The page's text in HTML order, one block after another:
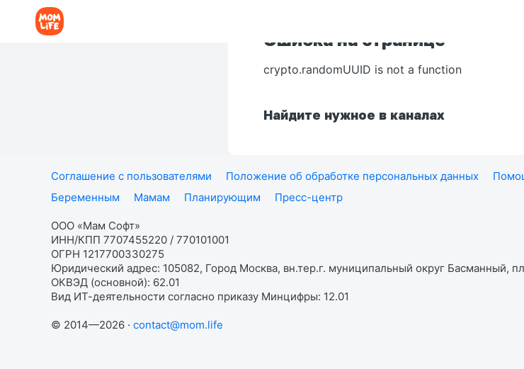
Ошибка на странице
crypto.randomUUID is not a function
Найдите нужное в каналах
Соглашение с пользователями Положение об обработке персональных данных
Беременным
Мамам Планирующим Пресс-центр
ООО «Мам Софт»
ИНН/КПП 7707455220 / 770101001
ОГРН 1217700330275
Юридический адрес: 105082, Город Москва, вн.тер.г. муниципальный округ Басманный,
ОКВЭД (основной): 62.01
Вид ИТ-деятельности согласно приказу Минцифры: 12.01
© 2014—2026 · contact@mom.life